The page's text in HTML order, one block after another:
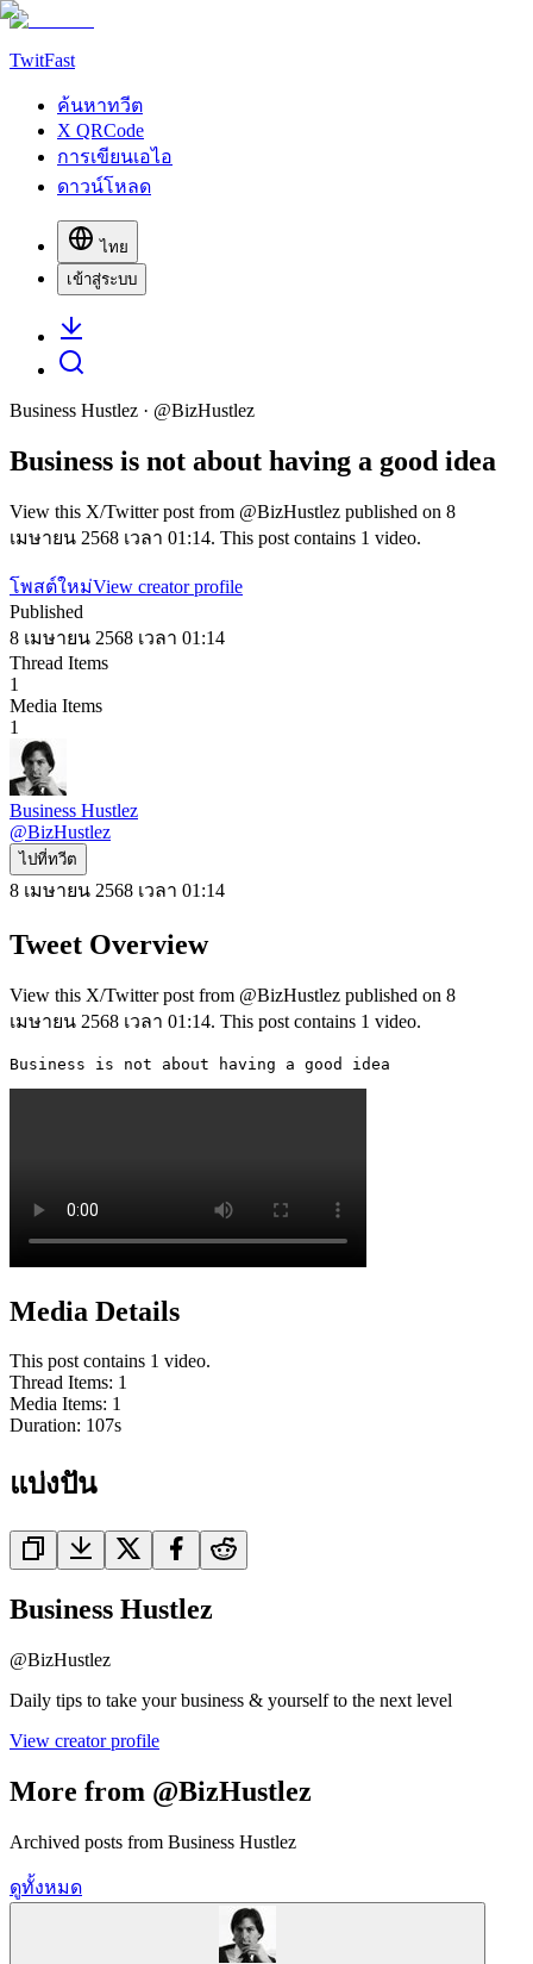
TwitFast
ค้นหาทวีต
X QRCode
การเขียนเอไอ
ดาวน์โหลด
ไทย
เข้าสู่ระบบ
Business Hustlez · @BizHustlez
Business is not about having a good idea
View this X/Twitter post from @BizHustlez published on 8
เมษายน 2568 เวลา 01:14. This post contains 1 video.
โพสต์ใหม่View creator profile
Published
8 เมษายน 2568 เวลา 01:14
Thread Items
1
Media Items
1
Business Hustlez
@BizHustlez
ไปที่ทวีต
8 เมษายน 2568 เวลา 01:14
Tweet Overview
View this X/Twitter post from @BizHustlez published on 8
เมษายน 2568 เวลา 01:14. This post contains 1 video.
Business is not about having a good idea
Media Details
This post contains 1 video.
Thread Items: 1
Media Items: 1
Duration: 107s
แบ่งปัน
Business Hustlez
@BizHustlez
Daily tips to take your business & yourself to the next level
View creator profile
More from @BizHustlez
Archived posts from Business Hustlez
ดูทั้งหมด